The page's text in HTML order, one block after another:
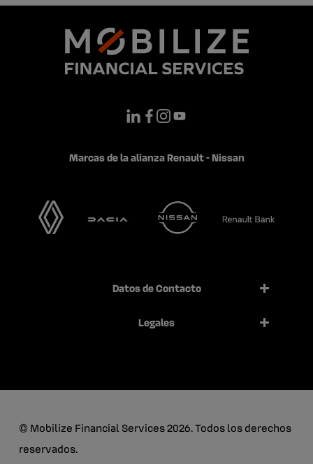
Marcas de la alianza Renault - Nissan
Datos de Contacto
Legales
© Mobilize Financial Services 2026. Todos los derechos
reservados.